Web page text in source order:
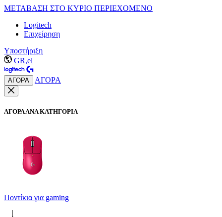
ΜΕΤΑΒΑΣΗ ΣΤΟ ΚΥΡΙΟ ΠΕΡΙΕΧΟΜΕΝΟ
Logitech
Επιχείρηση
Υποστήριξη
GR,el
ΑΓΟΡΑ ΑΓΟΡΑ
ΑΓΟΡΑ ΑΝΑ ΚΑΤΗΓΟΡΙΑ
Ποντίκια για gaming